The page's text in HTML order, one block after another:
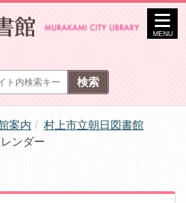
MENU
案内
村上市立朝日図書館
ンダー